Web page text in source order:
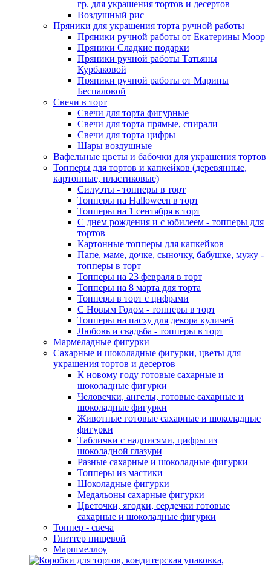
гр. для украшения тортов и десертов
Воздушный рис
Пряники для украшения торта ручной работы
Пряники ручной работы от Екатерины Моор
Пряники Сладкие подарки
Пряники ручной работы Татьяны
Курбаковой
Пряники ручной работы от Марины
Беспаловой
Свечи в торт
Свечи для торта фигурные
Свечи для торта прямые, спирали
Свечи для торта цифры
Шары воздушные
Вафельные цветы и бабочки для украшения тортов
Топперы для тортов и капкейков (деревянные,
картонные, пластиковые)
Силуэты - топперы в торт
Топперы на Halloween в торт
Топперы на 1 сентября в торт
С днем рождения и с юбилеем - топперы для
тортов
Картонные топперы для капкейков
Папе, маме, дочке, сыночку, бабушке, мужу -
топперы в торт
Топперы на 23 февраля в торт
Топперы на 8 марта для торта
Топперы в торт с цифрами
С Новым Годом - топперы в торт
Топперы на пасху для декора куличей
Любовь и свадьба - топперы в торт
Мармеладные фигурки
Сахарные и шоколадные фигурки, цветы для
украшения тортов и десертов
К новому году готовые сахарные и
шоколадные фигурки
Человечки, ангелы, готовые сахарные и
шоколадные фигурки
Животные готовые сахарные и шоколадные
фигурки
Таблички с надписями, цифры из
шоколадной глазури
Разные сахарные и шоколадные фигурки
Топперы из мастики
Шоколадные фигурки
Медальоны сахарные фигурки
Цветочки, ягодки, сердечки готовые
сахарные и шоколадные фигурки
Топпер - свеча
Глиттер пищевой
Маршмеллоу